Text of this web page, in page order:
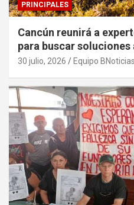
PRINCIPALES
Cancún reunirá a
para buscar soluciones
sargazo
30 julio, 2026 Equipo BNoticias